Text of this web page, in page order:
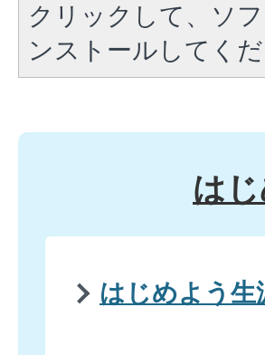
クリックして、ソ
ンストールしてくだ
は
はじめよう生